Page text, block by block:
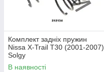
Комплект задніх пружин
Nissa X-Trail T30 (2001-2007)
Solgy
В наявності